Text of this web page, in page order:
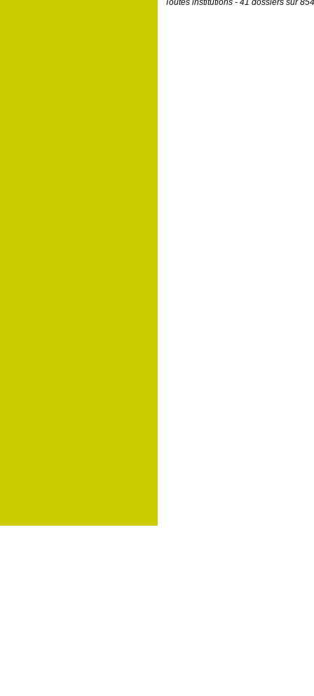
Toutes institutions - 41 dossiers sur 854